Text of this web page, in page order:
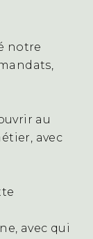
notre
au
avec
avec qui